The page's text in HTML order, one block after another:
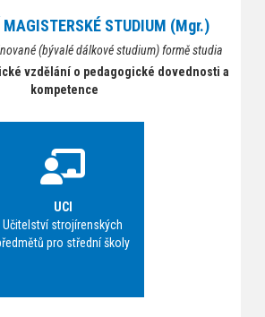
STUDIUM (Mgr.)
(bývalé dálkové studium) formě studia
vzdělání o pedagogické dovednosti a
kompetence
UCI
Učitelství strojírenských
pro střední školy